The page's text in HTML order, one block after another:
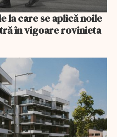
la care se aplică noile
în vigoare rovinieta